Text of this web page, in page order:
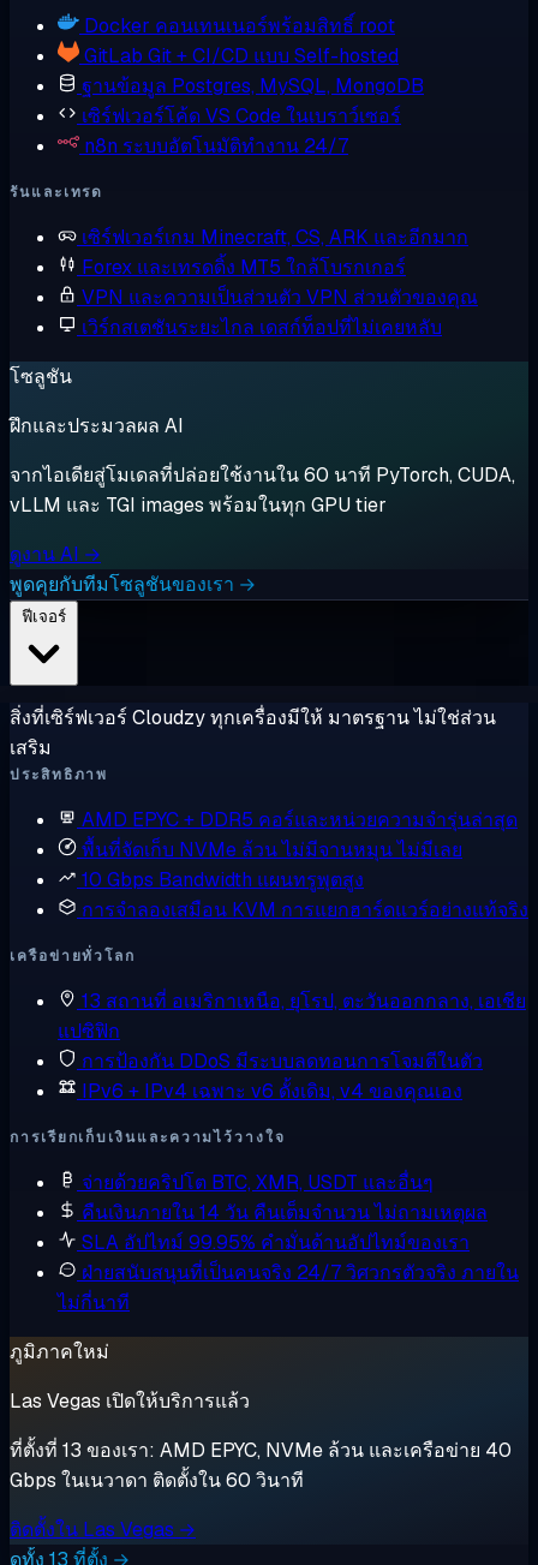
Docker คอนเทนเนอร์พร้อมสิทธิ์ root
GitLab Git + CI/CD แบบ Self-hosted
ฐานข้อมูล Postgres, MySQL, MongoDB
เซิร์ฟเวอร์โค้ดVS Code ในเบราว์เซอร์
n8n ระบบอัตโนมัติทำงาน 24/7
รันและเทรด
เซิร์ฟเวอร์เกม Minecraft, CS, ARK และอีกมาก
Forex และเทรดดิ้ง MT5 ใกล้โบรกเกอร์
VPN และความเป็นส่วนตัว VPN ส่วนตัวของคุณ
เวิร์กสเตชันระยะไกล เดสก์ท็อปที่ไม่เคยหลับ
โซลูชัน
ฝึกและประมวลผล AI
จากไอเดียสู่โมเดลที่ปล่อยใช้งานใน 60 นาที PyTorch, CUDA,
vLLM และ TGI images พร้อมในทุก GPU tier
ดูงาน AI →
พูดคุยกับทีมโซลูชันของเรา →
สิ่งที่เซิร์ฟเวอร์ Cloudzy ทุกเครื่องมีให้ มาตรฐาน ไม่ใช่ส่วน
เสริม
ประสิทธิภาพ
AMD EPYC + DDR5 คอร์และหน่วยความจำรุ่นล่าสุด
พื้นที่จัดเก็บ NVMe ล้วนไม่มีจานหมุน ไม่มีเลย
10 Gbps Bandwidth แผนทรูพุตสูง
การจำลองเสมือน KVM การแยกฮาร์ดแวร์อย่างแท้จริง
เครือข่ายทั่วโลก
13 สถานที่ อเมริกาเหนือ, ยุโรป, ตะวันออกกลาง, เอเชีย
แปซิฟิก
การป้องกัน DDoS มีระบบลดทอนการโจมตีในตัว
IPv6 + IPv4 เฉพาะ v6 ดั้งเดิม, v4 ของคุณเอง
การเรียกเก็บเงินและความไว้วางใจ
จ่ายด้วยคริปโต BTC, XMR, USDT และอื่นๆ
คืนเงินภายใน 14 วัน คืนเต็มจำนวน ไม่ถามเหตุผล
SLA อัปไทม์ 99.95% คำมั่นด้านอัปไทม์ของเรา
ฝ่ายสนับสนุนที่เป็นคนจริง 24/7วิศวกรตัวจริง ภายใน
ไม่กี่นาที
ภูมิภาคใหม่
Las Vegas เปิดให้บริการแล้ว
ที่ตั้งที่ 13 ของเรา: AMD EPYC, NVMe ล้วน และเครือข่าย 40
Gbps ในเนวาดา ติดตั้งใน 60 วินาที
ติดตั้งใน Las Vegas →
ดูทั้ง 13 ที่ตั้ง →